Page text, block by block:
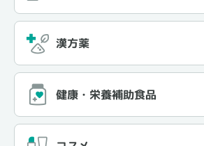
漢方薬
健康・栄養補助食品